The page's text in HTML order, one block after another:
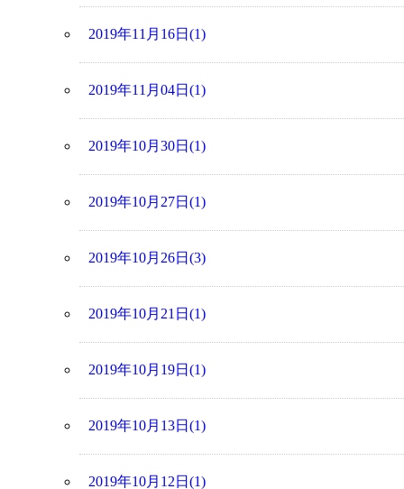
2019年11月16日(1)
2019年11月04日(1)
2019年10月30日(1)
2019年10月27日(1)
2019年10月26日(3)
2019年10月21日(1)
2019年10月19日(1)
2019年10月13日(1)
2019年10月12日(1)